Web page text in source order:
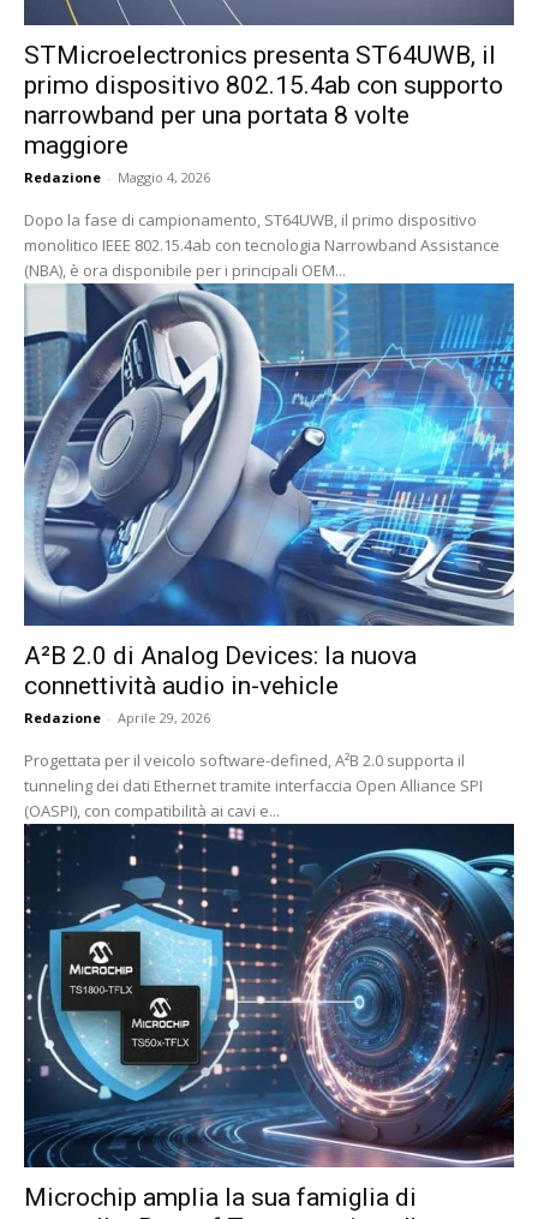
STMicroelectronics presenta ST64UWB, il
primo dispositivo 802.15.4ab con supporto
narrowband per una portata 8 volte
maggiore
Redazione - Maggio 4, 2026
Dopo la fase di campionamento, ST64UWB, il primo dispositivo
monolitico IEEE 802.15.4ab con tecnologia Narrowband Assistance
(NBA), è ora disponibile per i principali OEM...
A²B 2.0 di Analog Devices: la nuova
connettività audio in-vehicle
Redazione - Aprile 29, 2026
Progettata per il veicolo software-defined, A²B 2.0 supporta il
tunneling dei dati Ethernet tramite interfaccia Open Alliance SPI
(OASPI), con compatibilità ai cavi e...
Microchip amplia la sua famiglia di